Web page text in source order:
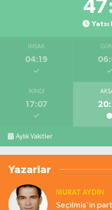
Yatsı
İMSAK
04:19
İKINDI
17:07
Aylık Vakitler
Yazarlar
MURAT AYDIN
Seçilmiş'in